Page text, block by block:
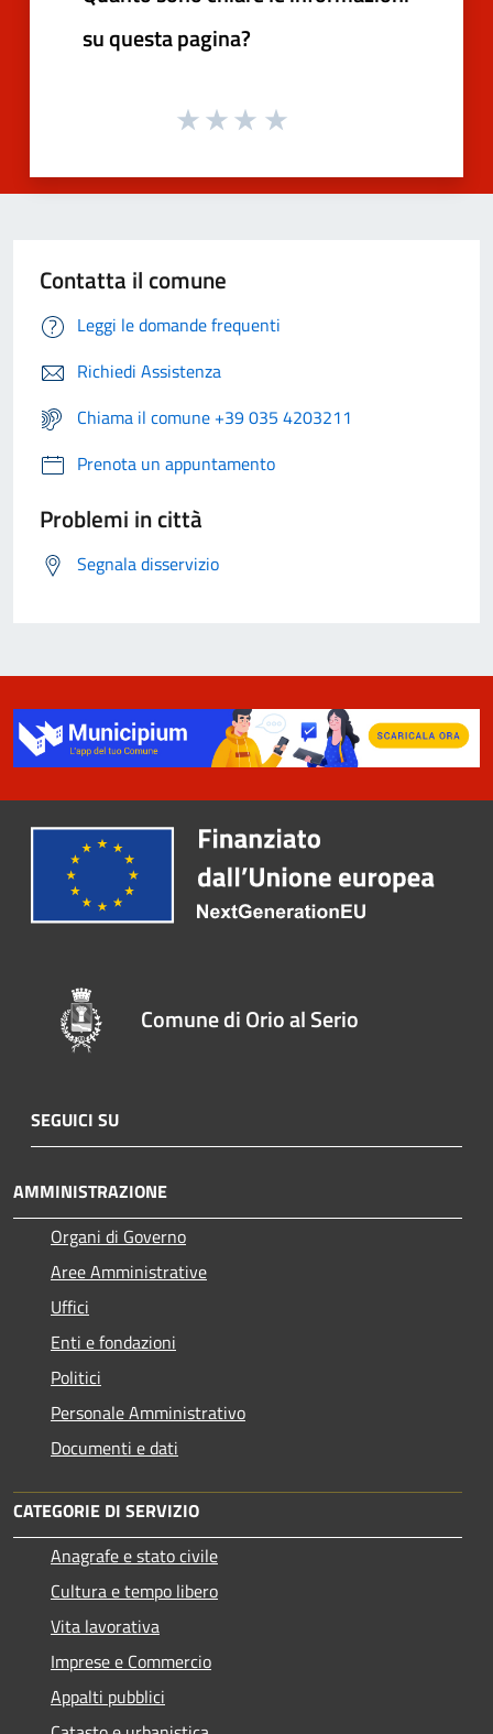
su questa pagina?
Contatta il comune
Leggi le domande frequenti
Richiedi Assistenza
Chiama il comune +39 035 4203211
Prenota un appuntamento
Problemi in città
Segnala disservizio
Comune di Orio al Serio
SEGUICI SU
AMMINISTRAZIONE
Organi di Governo
Aree Amministrative
Uffici
Enti e fondazioni
Politici
Personale Amministrativo
Documenti e dati
CATEGORIE DI SERVIZIO
Anagrafe e stato civile
Cultura e tempo libero
Vita lavorativa
Imprese e Commercio
Appalti pubblici